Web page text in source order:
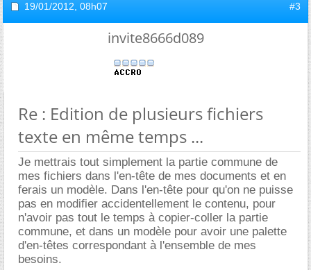
19/01/2012, 08h07 #3
invite8666d089
Re : Edition de plusieurs fichiers
texte en même temps ...
Je mettrais tout simplement la partie commune de
mes fichiers dans l'en-tête de mes documents et en
ferais un modèle. Dans l'en-tête pour qu'on ne puisse
pas en modifier accidentellement le contenu, pour
n'avoir pas tout le temps à copier-coller la partie
commune, et dans un modèle pour avoir une palette
d'en-têtes correspondant à l'ensemble de mes
besoins.